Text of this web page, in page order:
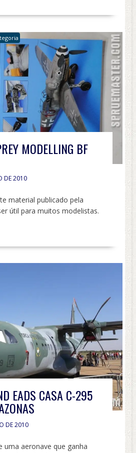
MODELLING BF
DE 2010
material publicado pela
útil para muitos modelistas.
EADS CASA C-295
DE 2010
uma aeronave que ganha